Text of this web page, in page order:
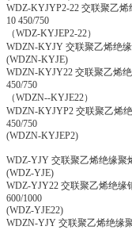
WDZ-KYJYP2-22 交联聚乙
10 450/750
（WDZ-KYJEP2-22）
WDZN-KYJY 交联聚乙烯绝
(WDZN-KYJE)
WDZN-KYJY22 交联聚乙烯
450/750
（WDZN--KYJE22）
WDZN-KYJYP2 交联聚乙烯
450/750
(WDZN-KYJEP2)
WDZ-YJY 交联聚乙烯绝缘聚
(WDZ-YJE)
WDZ-YJY22 交联聚乙烯绝缘
600/1000
(WDZ-YJE22)
WDZN-YJY 交联聚乙烯绝缘